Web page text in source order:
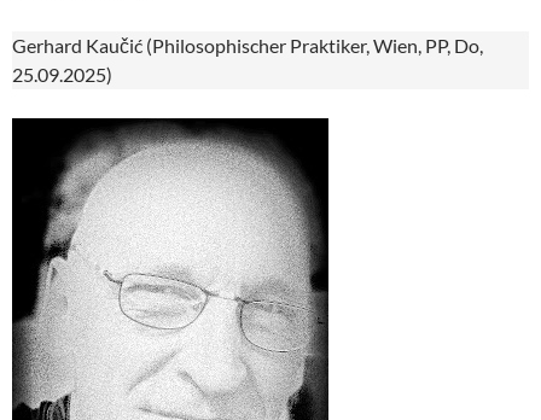
Gerhard Kaučić (Philosophischer Praktiker, Wien, PP, Do,
25.09.2025)